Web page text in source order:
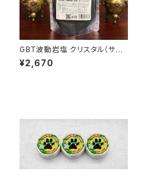
GBT波動岩塩 クリスタル（サン
ド） 竹炭入り 300g最高級ヒマ
ラヤ岩塩 波動転写
¥2,670